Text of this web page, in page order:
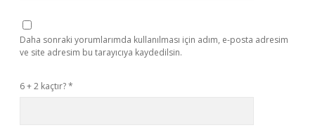
Daha sonraki yorumlarımda kullanılması için adım, e-posta adresim
ve site adresim bu tarayıcıya kaydedilsin.
6 + 2 kaçtır?*